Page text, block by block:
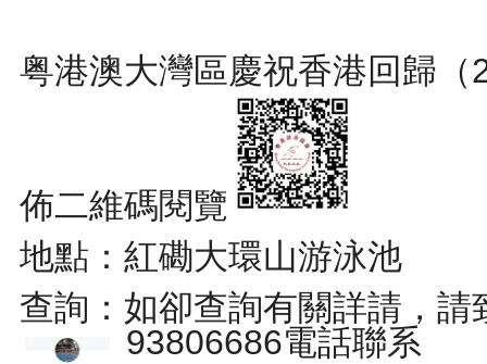
粤港澳大灣區慶祝香港回歸（
佈二維碼閱覽
地點：紅磡大環山游泳池
查詢：如卻查詢有關詳請，
93806686電話聯系